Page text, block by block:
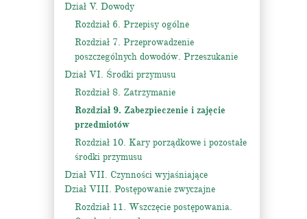
Dział V. Dowody
Rozdział 6. Przepisy ogólne
Rozdział 7. Przeprowadzenie
poszczególnych dowodów. Przeszukanie
Dział VI. Środki przymusu
Rozdział 8. Zatrzymanie
Rozdział 9. Zabezpieczenie i zajęcie
przedmiotów
Rozdział 10. Kary porządkowe i pozostałe
środki przymusu
Dział VII. Czynności wyjaśniające
Dział VIII. Postępowanie zwyczajne
Rozdział 11. Wszczęcie postępowania.